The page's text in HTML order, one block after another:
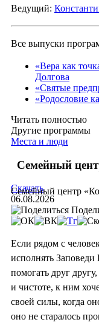
Ведущий:
Все выпуски
«Вера как
Долгова
«Святые
«Родословие
Читать полностью
Другие программы
Места и люди
Семейный
Семейный центр
Скачать
06.08.2026
Если рядом с
исполнять
помогать друг
и чистоте, к ним
своей силы, когда
оно не старалось